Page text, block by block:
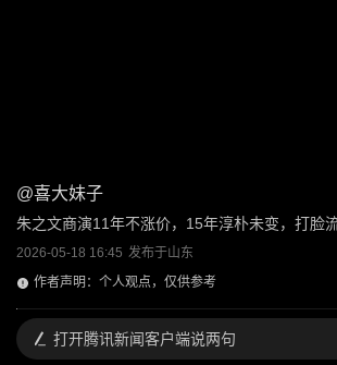
@喜大妹子
朱之文商演11年不涨价，15年淳朴未变，打脸流
2026-05-18 16:45 发布于山东
作者声明：个人观点，仅供参考
打开腾讯新闻客户端说两句